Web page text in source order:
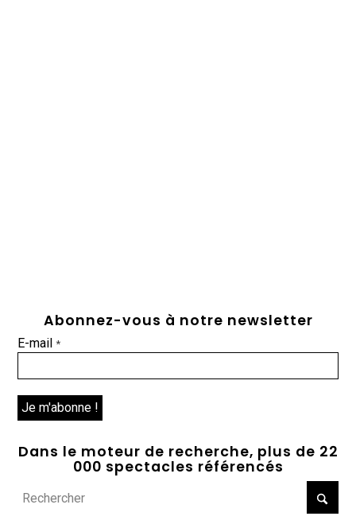
Abonnez-vous à notre newsletter
E-mail*
Dans le moteur de recherche, plus de 22
000 spectacles référencés